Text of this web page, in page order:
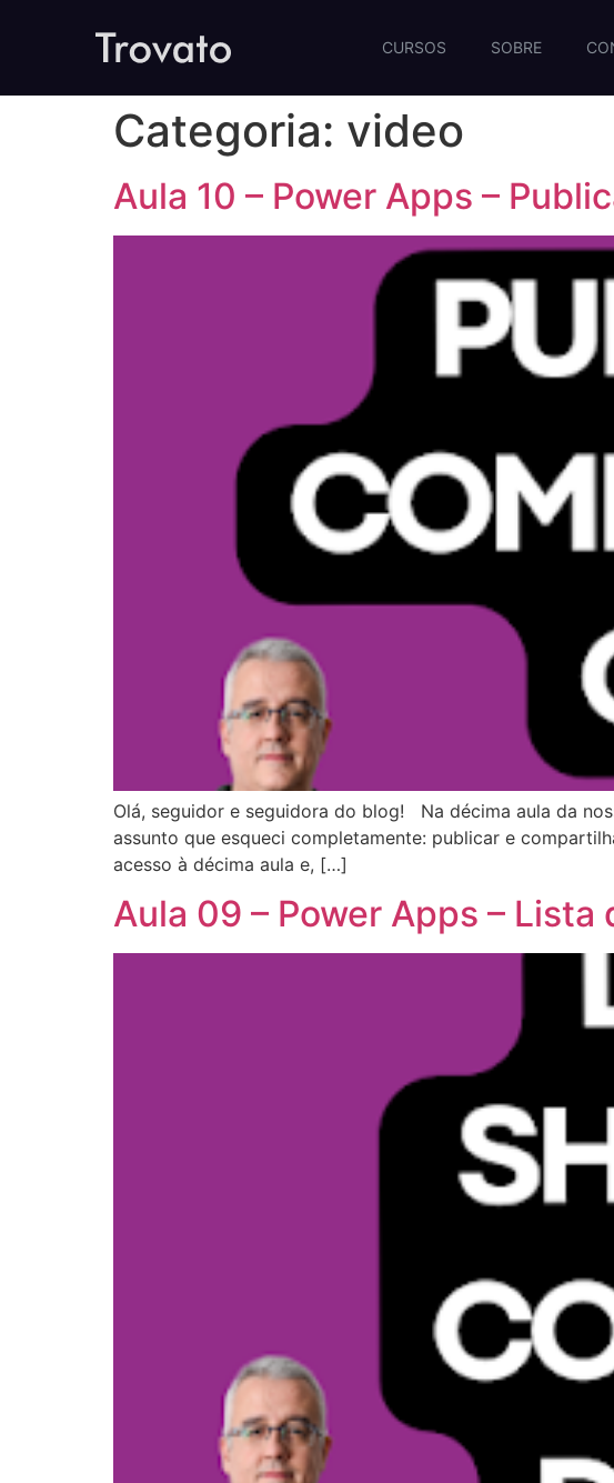
CURSOS SOBRE
Categoria: video
Aula 10 – Power Apps –
Olá, seguidor e seguidora do blog! Na décima aula da
assunto que esqueci completamente: publicar e
acesso à décima aula e, […]
Aula 09 – Power Apps –